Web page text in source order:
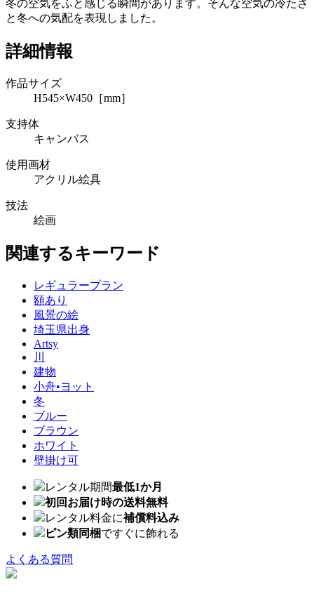
冬の空気をふと感じる瞬間があります。そんな空気の冷たさ
と冬への気配を表現しました。
詳細情報
作品サイズ
H545×W450［mm］
支持体
キャンバス
使用画材
アクリル絵具
技法
絵画
関連するキーワード
レギュラープラン
額あり
風景の絵
埼玉県出身
Artsy
川
建物
小舟•ヨット
冬
ブルー
ブラウン
ホワイト
壁掛け可
レンタル期間最低1か月
初回お届け時の送料無料
レンタル料金に補償料込み
ピン類同梱ですぐに飾れる
よくある質問